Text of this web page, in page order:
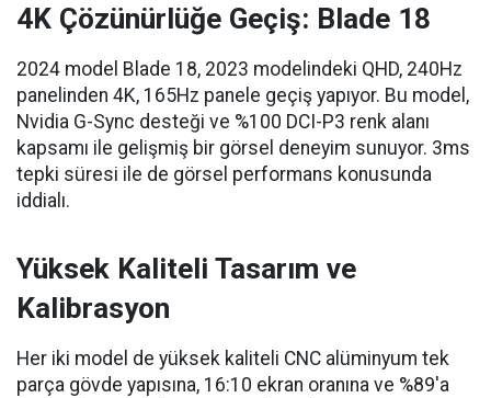
4K Çözünürlüğe Geçiş: Blade 18
2024 model Blade 18, 2023 modelindeki QHD, 240Hz
panelinden 4K, 165Hz panele geçiş yapıyor. Bu model,
Nvidia G-Sync desteği ve %100 DCI-P3 renk alanı
kapsamı ile gelişmiş bir görsel deneyim sunuyor. 3ms
tepki süresi ile de görsel performans konusunda
iddialı.
Yüksek Kaliteli Tasarım ve
Kalibrasyon
Her iki model de yüksek kaliteli CNC alüminyum tek
parça gövde yapısına, 16:10 ekran oranına ve %89'a